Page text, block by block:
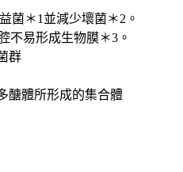
菌＊1並減少壞菌＊2。
不易形成生物膜＊3。
群
醣體所形成的集合體